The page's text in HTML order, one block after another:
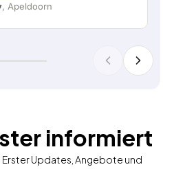
, Apeldoorn
informiert
Erster Updates, Angebote und